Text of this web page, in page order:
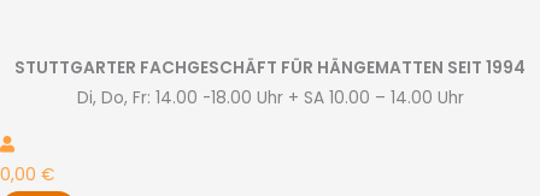
STUTTGARTER FACHGESCHÄFT FÜR HÄNGEMATTEN SEIT 1994
Di, Do, Fr: 14.00 -18.00 Uhr + SA 10.00 – 14.00 Uhr
0,00 €